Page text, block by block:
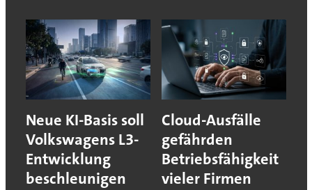
Neue KI-Basis soll
Volkswagens L3-
Entwicklung
beschleunigen
Cloud-Ausfälle
gefährden
Betriebsfähigkeit
vieler Firmen